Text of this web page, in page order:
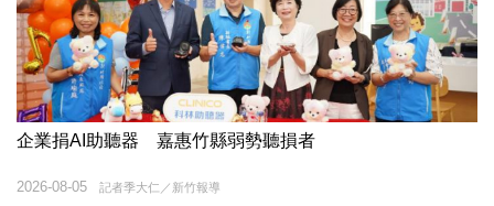
企業捐AI助聽器 嘉惠竹縣弱勢聽損者
記者季大仁／新竹報導
2026-08-05